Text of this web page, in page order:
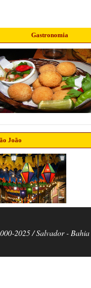
Gastronomia
João
2025 / Salvador -